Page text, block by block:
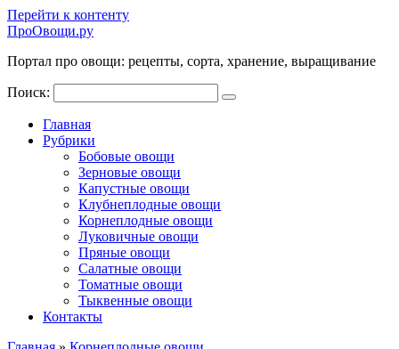
Перейти к контенту
ПроОвощи.ру
Портал про овощи: рецепты, сорта, хранение, выращивание
Поиск:
Главная
Рубрики
Бобовые овощи
Зерновые овощи
Капустные овощи
Клубнеплодные овощи
Корнеплодные овощи
Луковичные овощи
Пряные овощи
Салатные овощи
Томатные овощи
Тыквенные овощи
Контакты